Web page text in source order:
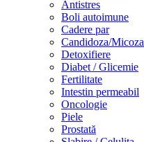
Antistres
Boli autoimune
Cadere par
Candidoza/Micoza
Detoxifiere
Diabet / Glicemie
Fertilitate
Intestin permeabil
Oncologie
Piele
Prostată